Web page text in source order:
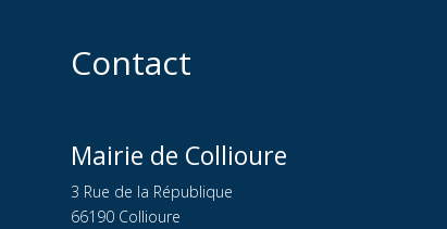
Contact
Mairie de Collioure
3 Rue de la République
66190 Collioure